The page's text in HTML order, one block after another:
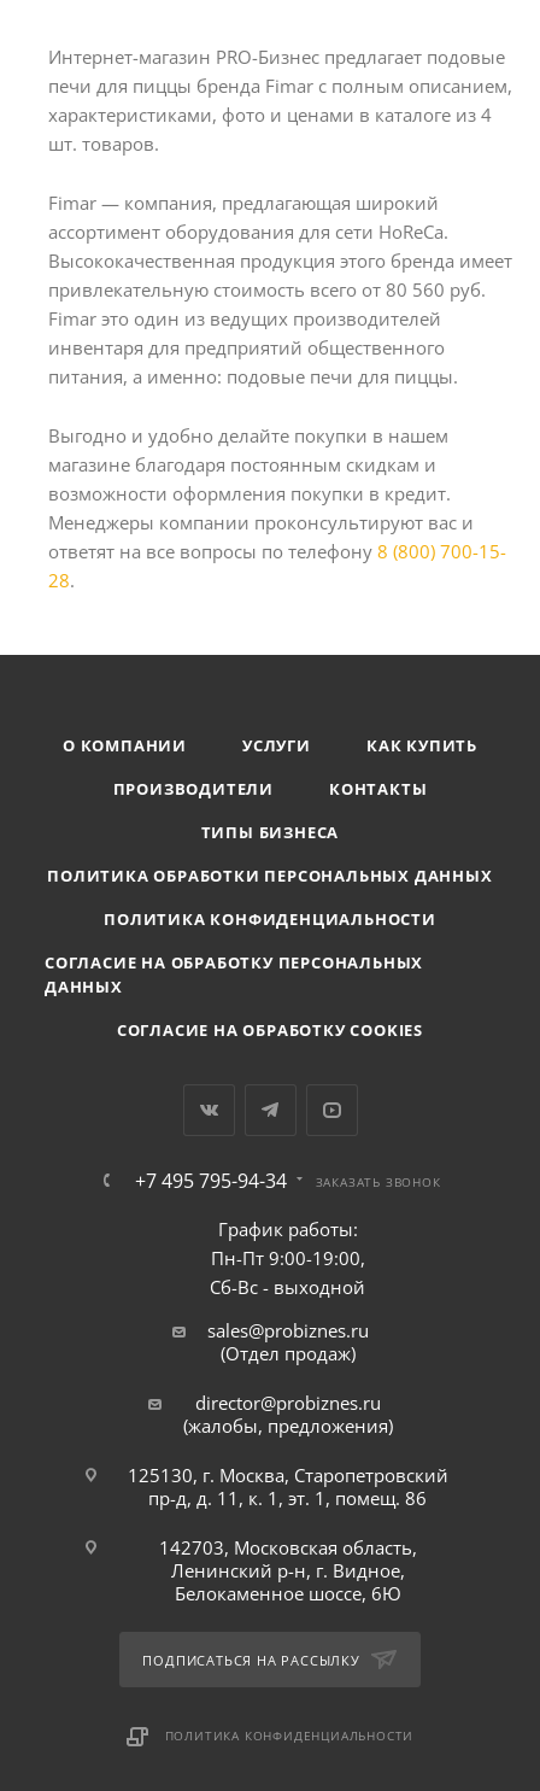
Интернет-магазин PRO-Бизнес предлагает подовые
печи для пиццы бренда Fimar с полным описанием,
характеристиками, фото и ценами в каталоге из 4
шт. товаров.
Fimar — компания, предлагающая широкий
ассортимент оборудования для сети HoReCa.
Высококачественная продукция этого бренда имеет
привлекательную стоимость всего от 80 560 руб.
Fimar это один из ведущих производителей
инвентаря для предприятий общественного
питания, а именно: подовые печи для пиццы.
Выгодно и удобно делайте покупки в нашем
магазине благодаря постоянным скидкам и
возможности оформления покупки в кредит.
Менеджеры компании проконсультируют вас и
ответят на все вопросы по телефону 8 (800) 700-15-
28.
О КОМПАНИИ УСЛУГИ
КАК КУПИТЬ
ПРОИЗВОДИТЕЛИ
КОНТАКТЫ
ТИПЫ БИЗНЕСА
ПОЛИТИКА ОБРАБОТКИ ПЕРСОНАЛЬНЫХ ДАННЫХ
ПОЛИТИКА КОНФИДЕНЦИАЛЬНОСТИ
СОГЛАСИЕ НА ОБРАБОТКУ ПЕРСОНАЛЬНЫХ
ДАННЫХ
СОГЛАСИЕ НА ОБРАБОТКУ COOKIES
+7 495 795-94-34 ЗАКАЗАТЬ ЗВОНОК
График работы:
Пн-Пт 9:00-19:00,
Сб-Вс - выходной
sales@probiznes.ru
(Отдел продаж)
director@probiznes.ru
(жалобы, предложения)
125130, г. Москва, Старопетровский
пр-д, д. 11, к. 1, эт. 1, помещ. 86
142703, Московская область,
Ленинский р-н, г. Видное,
Белокаменное шоссе, 6Ю
ПОДПИСАТЬСЯ НА РАССЫЛКУ
ПОЛИТИКА КОНФИДЕНЦИАЛЬНОСТИ